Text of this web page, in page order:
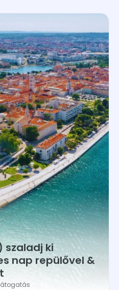
szaladj ki
nap repülővel &